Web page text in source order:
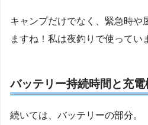
キャンプだけでなく、緊急時や
ますね！私は夜釣りで使ってい
バッテリー持続時間と充電
続いては、バッテリーの部分。